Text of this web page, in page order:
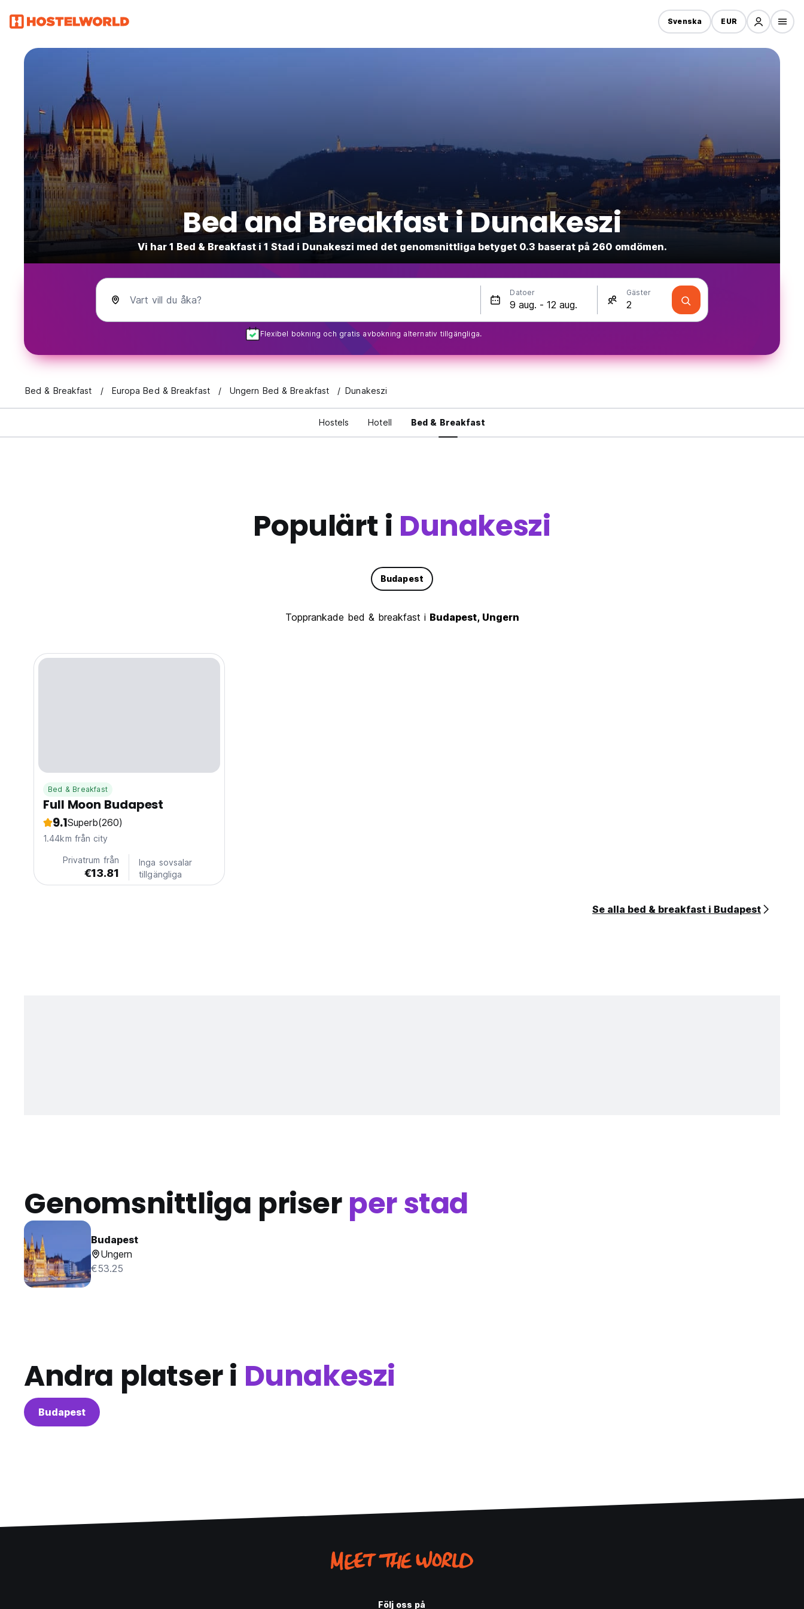
Svenska EUR
Bed and Breakfast i Dunakeszi
Vi har 1 Bed & Breakfast i 1 Stad i Dunakeszi med det genomsnittliga betyget 0.3 baserat på 260 omdömen.
Vart vill du åka?
Datoer Gäster
Flexibel bokning och gratis avbokning alternativ tillgängliga.
Bed & Breakfast Europa Bed & Breakfast Ungern Bed & Breakfast Dunakeszi
Hostels Hotell Bed & Breakfast
Populärt i Dunakeszi
Budapest
Topprankade bed & breakfast i Budapest, Ungern
Bed & Breakfast
Full Moon Budapest
9.1Superb(260)
1.44km från city
Privatrum från
€13.81
Inga sovsalar
tillgängliga
Se alla bed & breakfast i Budapest
Genomsnittliga priserper stad
Budapest
Ungern
€53.25
Andra platser i Dunakeszi
Budapest
Följ oss på